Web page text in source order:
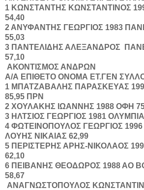
1 ΚΩΝΣΤΑΝΤΗΣ ΚΩΝΣΤΑΝΤΙΝΟΣ
54,40
2 ΑΝΥΦΑΝΤΗΣ ΓΕΩΡΓΙΟΣ 1983
55,03
3 ΠΑΝΤΕΛΙΔΗΣ ΑΛΕΞΑΝΔΡΟΣ
57,10
ΑΚΟΝΤΙΣΜΟΣ ΑΝΔΡΩΝ
Α/Α ΕΠΙΘΕΤΟ ΟΝΟΜΑ ΕΤ.ΓΕΝ
1 ΜΠΑΤΖΑΒΑΛΗΣ ΠΑΡΑΣΚΕΥΑΣ
85,95 ΠΡΝ
2 ΧΟΥΛΑΚΗΣ ΙΩΑΝΝΗΣ 1988 ΟΦΗ
3 ΗΛΤΣΙΟΣ ΓΕΩΡΓΙΟΣ 1981
4 ΦΩΤΕΙΝΟΠΟΥΛΟΣ ΓΕΩΡΓΙΟΣ 1996
ΛΟΥΗΣ ΝΙΚΑΙΑΣ 62,99
5 ΠΕΡΙΣΤΕΡΗΣ ΑΡΗΣ-ΝΙΚΟΛΑΟΣ
62,10
6 ΠΕΙΒΑΝΗΣ ΘΕΟΔΩΡΟΣ 1988 ΑΟ
58,67
ΑΝΑΓΝΩΣΤΟΠΟΥΛΟΣ